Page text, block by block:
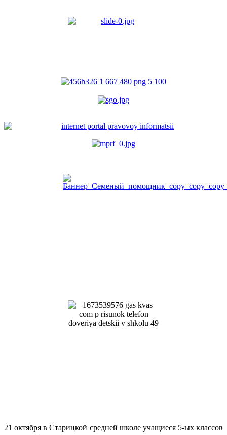
21 октября в Старицкой средней школе учащиеся 5-ых классов